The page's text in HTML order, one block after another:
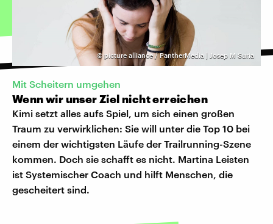
© picture alliance / PantherMedia | Josep M Suria
Mit Scheitern umgehen
Wenn wir unser Ziel nicht erreichen
Kimi setzt alles aufs Spiel, um sich einen großen
Traum zu verwirklichen: Sie will unter die Top 10 bei
einem der wichtigsten Läufe der Trailrunning-Szene
kommen. Doch sie schafft es nicht. Martina Leisten
ist Systemischer Coach und hilft Menschen, die
gescheitert sind.